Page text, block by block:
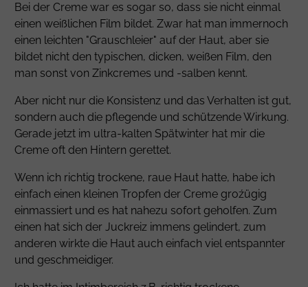
Bei der Creme war es sogar so, dass sie nicht einmal
einen weißlichen Film bildet. Zwar hat man immernoch
einen leichten "Grauschleier" auf der Haut, aber sie
bildet nicht den typischen, dicken, weißen Film, den
man sonst von Zinkcremes und -salben kennt.
Aber nicht nur die Konsistenz und das Verhalten ist gut,
sondern auch die pflegende und schützende Wirkung.
Gerade jetzt im ultra-kalten Spätwinter hat mir die
Creme oft den Hintern gerettet.
Wenn ich richtig trockene, raue Haut hatte, habe ich
einfach einen kleinen Tropfen der Creme groźügig
einmassiert und es hat nahezu sofort geholfen. Zum
einen hat sich der Juckreiz immens gelindert, zum
anderen wirkte die Haut auch einfach viel entspannter
und geschmeidiger.